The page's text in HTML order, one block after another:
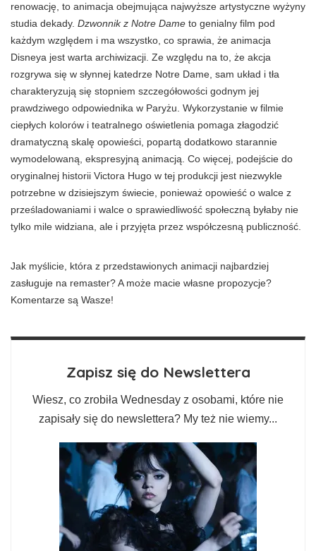
renowację, to animacja obejmująca najwyższe artystyczne wyżyny
studia dekady. Dzwonnik z Notre Dame to genialny film pod
każdym względem i ma wszystko, co sprawia, że animacja
Disneya jest warta archiwizacji. Ze względu na to, że akcja
rozgrywa się w słynnej katedrze Notre Dame, sam układ i tła
charakteryzują się stopniem szczegółowości godnym jej
prawdziwego odpowiednika w Paryżu. Wykorzystanie w filmie
ciepłych kolorów i teatralnego oświetlenia pomaga złagodzić
dramatyczną skalę opowieści, popartą dodatkowo starannie
wymodelowaną, ekspresyjną animacją. Co więcej, podejście do
oryginalnej historii Victora Hugo w tej produkcji jest niezwykle
potrzebne w dzisiejszym świecie, ponieważ opowieść o walce z
prześladowaniami i walce o sprawiedliwość społeczną byłaby nie
tylko mile widziana, ale i przyjęta przez współczesną publiczność.
Jak myślicie, która z przedstawionych animacji najbardziej
zasługuje na remaster? A może macie własne propozycje?
Komentarze są Wasze!
Zapisz się do Newslettera
Wiesz, co zrobiła Wednesday z osobami, które nie
zapisały się do newslettera? My też nie wiemy...